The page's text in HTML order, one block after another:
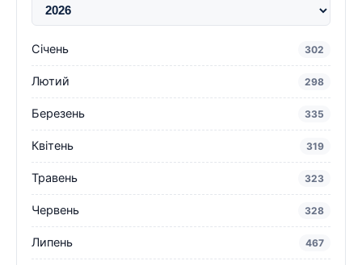
Січень 302
Лютий 298
Березень 335
Квітень 319
Травень 323
Червень 328
Липень 467